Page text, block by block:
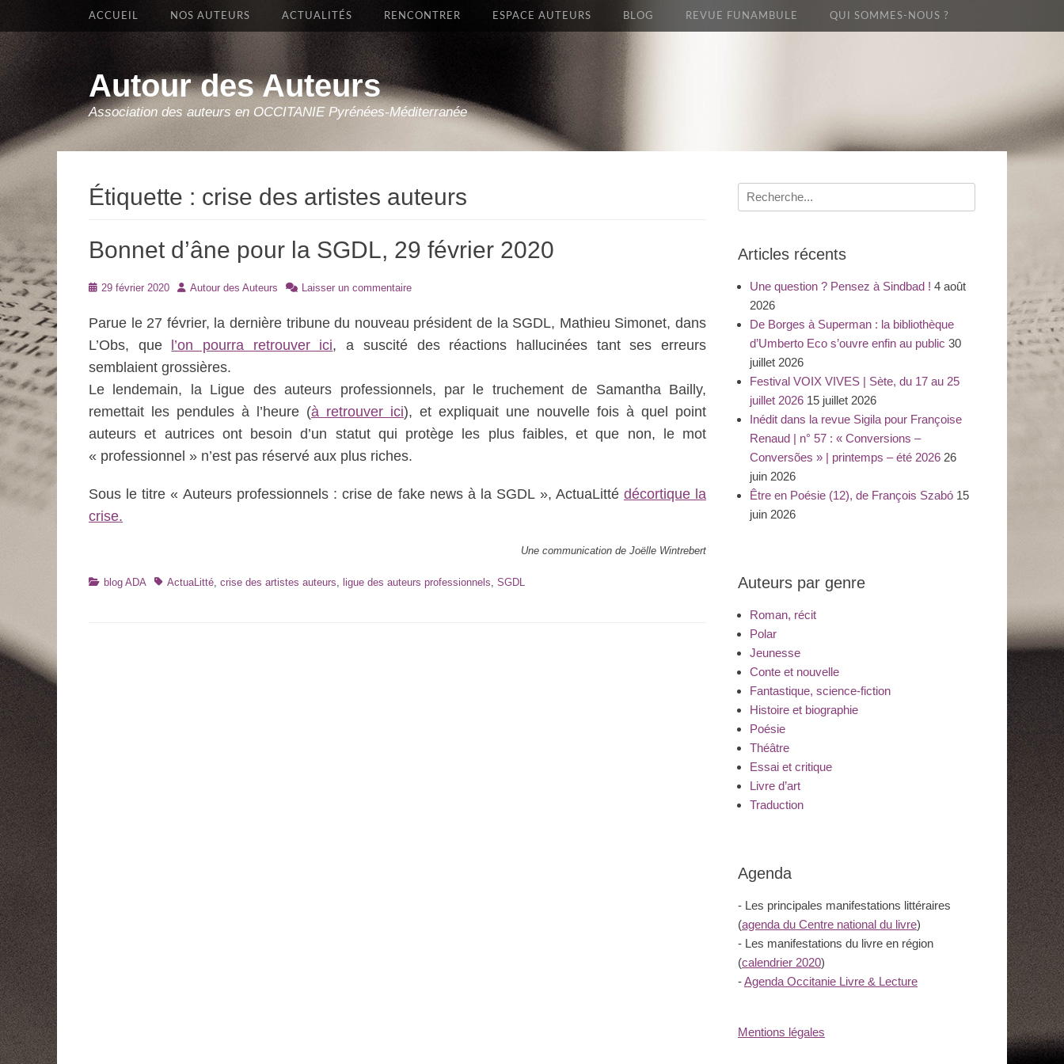
Autour des Auteurs
Association des auteurs en OCCITANIE Pyrénées-Méditerranée
Premier Menu
Aller
ACCUEIL NOS AUTEURS ACTUALITÉS RENCONTRER ESPACE AUTEURS BLOG REVUE FUNAMBULE QUI SOMMES-NOUS ?
Étiquette : crise des artistes auteurs
Bonnet d’âne pour la SGDL, 29 février 2020
Posté29 février 2020 Auteur
Autour des Auteurs Laisser un commentaire
Parue le 27 février, la dernière tribune du nouveau président de la SGDL, Mathieu Simonet, dans
L’Obs, que
l’on pourra retrouver ici, a suscité des réactions hallucinées tant ses erreurs
semblaient grossières.
Le lendemain, la Ligue des auteurs professionnels, par le truchement de Samantha Bailly,
remettait les pendules à l’heure (à retrouver ici), et expliquait une nouvelle fois à quel point
auteurs et autrices ont besoin d’un statut qui protège les plus faibles, et que non, le mot
« professionnel » n’est pas réservé aux plus riches.
Sous le titre « Auteurs professionnels : crise de fake news à la SGDL », ActuaLitté décortique la
crise.
Une communication de Joëlle Wintrebert
Catégories
blog ADA TagsActuaLitté, crise des artistes auteurs, ligue des auteurs professionnels, SGDL
Recherche
pour
Articles récents
Une question ? Pensez à Sindbad ! 4 août
2026
De Borges à Superman : la bibliothèque
d’Umberto Eco s’ouvre enfin au public 30
juillet 2026
Festival VOIX VIVES | Sète, du 17 au 25
juillet 2026 15 juillet 2026
Inédit dans la revue Sigila pour Françoise
Renaud | n° 57 : « Conversions –
Conversões » | printemps – été 2026 26
juin 2026
Être en Poésie (12), de François Szabó 15
juin 2026
Auteurs par genre
Roman, récit
Polar
Jeunesse
Conte et nouvelle
Fantastique, science-fiction
Histoire et biographie
Poésie
Théâtre
Essai et critique
Livre d’art
Traduction
Agenda
- Les principales manifestations littéraires
(agenda du Centre national du livre)
- Les manifestations du livre en région
(calendrier 2020)
-Agenda Occitanie Livre & Lecture
Mentions légales